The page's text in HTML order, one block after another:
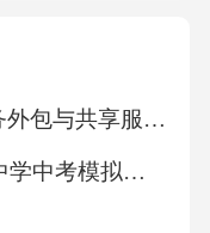
【经营绩效与管理】业务外包与共享服务专项审计计划
2026年海南海口市华侨中学中考模拟地理试卷（文字版含答案）